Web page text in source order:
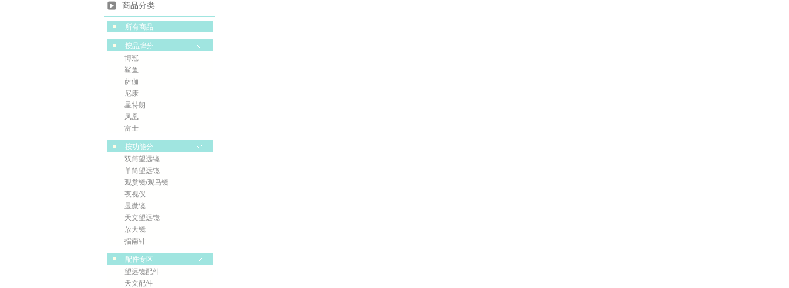
商品分类
所有商品
按品牌分
博冠
鲨鱼
萨伽
尼康
星特朗
凤凰
富士
按功能分
双筒望远镜
单筒望远镜
观赏镜/观鸟镜
夜视仪
显微镜
天文望远镜
放大镜
指南针
配件专区
望远镜配件
天文配件